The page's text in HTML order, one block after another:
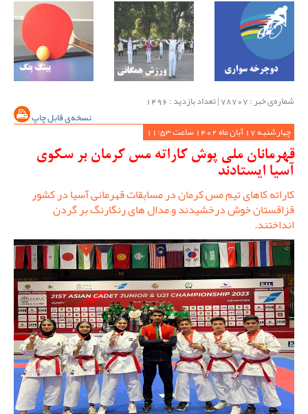
شماره‌ی خبر : ‌78707 | تعداد بازدید : 1496
نسخه‌ی قابل چاپ
چهارشنبه 17 آبان ماه 1402 ساعت 11:53
قهرمانان ملی پوش کاراته مس کرمان بر سکوی
آسیا ایستادند
کاراته کاهای تیم مس کرمان در مسابقات قهرمانی آسیا در کشور
قزاقستان خوش درخشیدند و مدال های رنگارنگ بر گردن
انداختند.